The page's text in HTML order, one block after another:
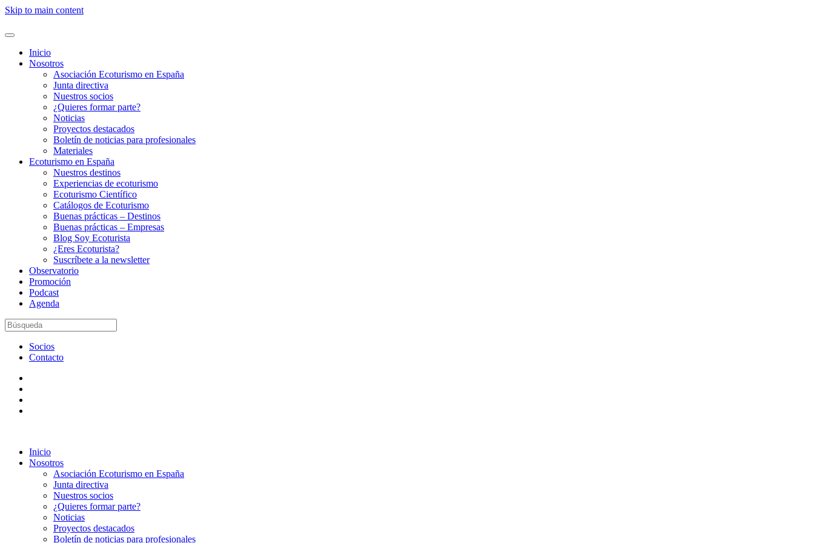
Skip to main content
Inicio
Nosotros
Asociación Ecoturismo en España
Junta directiva
Nuestros socios
¿Quieres formar parte?
Noticias
Proyectos destacados
Boletín de noticias para profesionales
Materiales
Ecoturismo en España
Nuestros destinos
Experiencias de ecoturismo
Ecoturismo Científico
Catálogos de Ecoturismo
Buenas prácticas – Destinos
Buenas prácticas – Empresas
Blog Soy Ecoturista
¿Eres Ecoturista?
Suscríbete a la newsletter
Observatorio
Promoción
Podcast
Agenda
Socios
Contacto
Inicio
Nosotros
Asociación Ecoturismo en España
Junta directiva
Nuestros socios
¿Quieres formar parte?
Noticias
Proyectos destacados
Boletín de noticias para profesionales